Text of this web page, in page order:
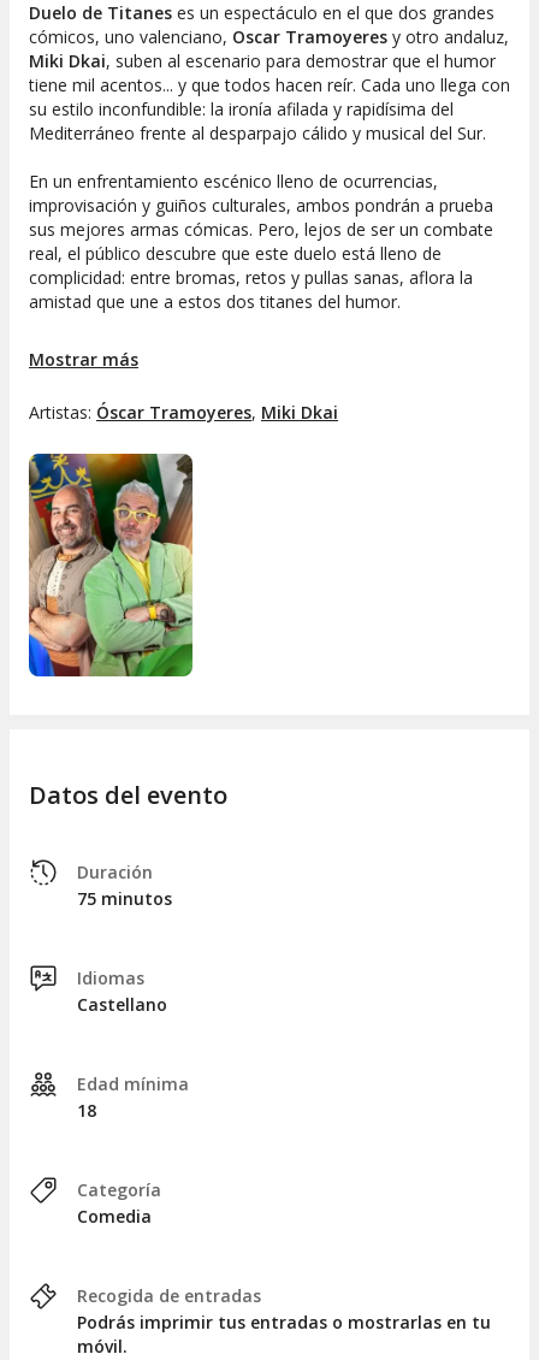
Duelo de Titanes es un espectáculo en el que dos grandes
cómicos, uno valenciano, Oscar Tramoyeres y otro andaluz,
Miki Dkai, suben al escenario para demostrar que el humor
tiene mil acentos... y que todos hacen reír. Cada uno llega con
su estilo inconfundible: la ironía afilada y rapidísima del
Mediterráneo frente al desparpajo cálido y musical del Sur.
En un enfrentamiento escénico lleno de ocurrencias,
improvisación y guiños culturales, ambos pondrán a prueba
sus mejores armas cómicas. Pero, lejos de ser un combate
real, el público descubre que este duelo está lleno de
complicidad: entre bromas, retos y pullas sanas, aflora la
amistad que une a estos dos titanes del humor.
El resultado es un viaje hilarante por dos formas de entender
la vida y el chiste, que termina demostrando que, con risas
de por medio, las distancias se acortan... y los titanes
también saben abrazarse.
Mostrar más
Artistas: Óscar Tramoyeres, Miki Dkai
Datos del evento
Duración
75 minutos
Idiomas
Castellano
Edad mínima
18
Categoría
Comedia
Recogida de entradas
Podrás imprimir tus entradas o mostrarlas en tu
móvil.